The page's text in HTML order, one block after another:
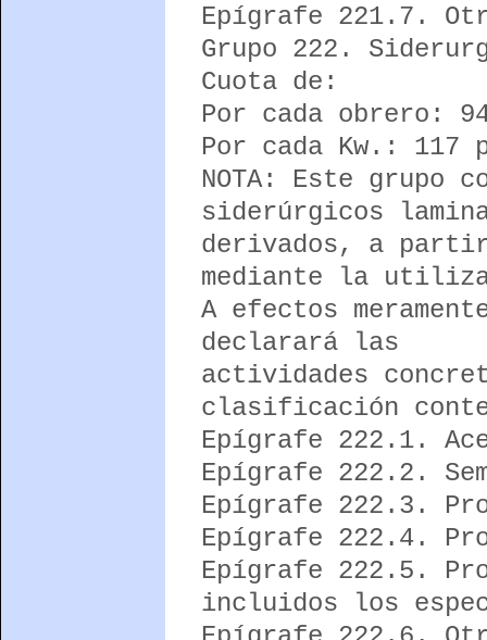
Epígrafe 221.7.
Grupo 222.
Cuota de:
Por cada obrero:
Por cada Kw.: 117
NOTA: Este grupo
siderúrgicos
derivados, a partir
mediante la
A efectos
declarará las
actividades
clasificación
Epígrafe 222.1.
Epígrafe 222.2.
Epígrafe 222.3.
Epígrafe 222.4.
Epígrafe 222.5.
incluidos los